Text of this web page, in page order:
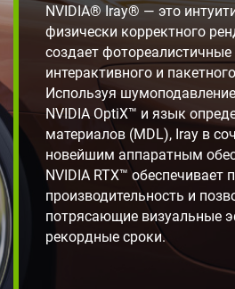
NVIDIA® Iray® — это
физически корректного
создает
интерактивного и
Используя
NVIDIA OptiX™ и язык
материалов (MDL), Iray в
новейшим аппаратным
NVIDIA RTX™ обеспечивает
производительность и
потрясающие визуальные
рекордные сроки.